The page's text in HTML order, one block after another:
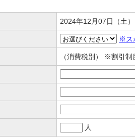
2024年12月07日（土
※ス
（消費税別） ※割引
人